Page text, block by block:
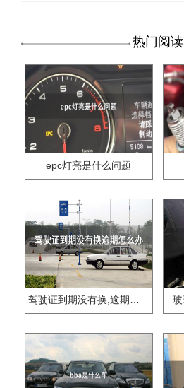
热门阅读
epc灯亮是什么问题
驾驶证到期没有换,逾期怎么办??